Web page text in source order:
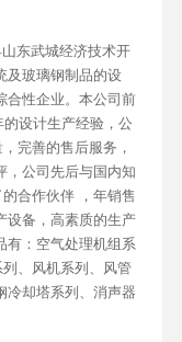
东武城经济技术开
及玻璃钢制品的设
合性企业。本公司前
设计生产经验，公
完善的售后服务，
，公司先后与国内知
合作伙伴 ，年销售
设备，高素质的生产
有：空气处理机组系
、风机系列、风管
冷却塔系列、消声器